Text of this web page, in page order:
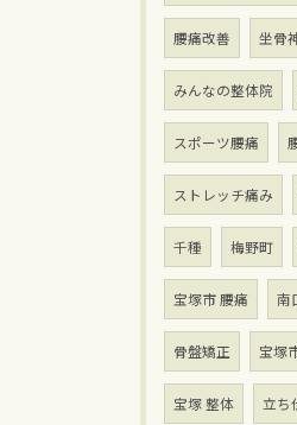
腰痛改善 坐骨
みんなの整体院
スポーツ腰痛
ストレッチ痛み
千種 梅野町
宝塚市 腰痛 南
骨盤矯正 宝塚
宝塚 整体 立ち